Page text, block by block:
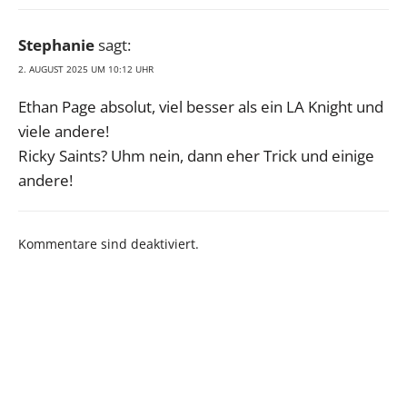
Stephaniesagt:
2. AUGUST 2025 UM 10:12 UHR
Ethan Page absolut, viel besser als ein LA Knight und
viele andere!
Ricky Saints? Uhm nein, dann eher Trick und einige
andere!
Kommentare sind deaktiviert.